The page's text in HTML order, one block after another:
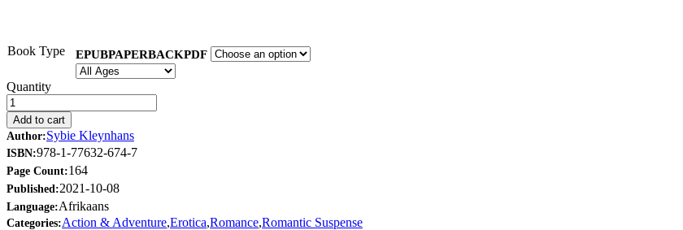
Book Type EPUBPAPERBACKPDF
Quantity
Add to cart
Author:Sybie Kleynhans
ISBN:978-1-77632-674-7
Page Count:164
Published:2021-10-08
Language:Afrikaans
Categories:Action & Adventure,Erotica,Romance,Romantic Suspense